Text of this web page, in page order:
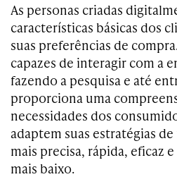
As personas criadas
características básicas dos
suas preferências de
capazes de interagir com a
fazendo a pesquisa e até
proporciona uma
necessidades dos
adaptem suas estratégias
mais precisa, rápida, eficaz
mais baixo.